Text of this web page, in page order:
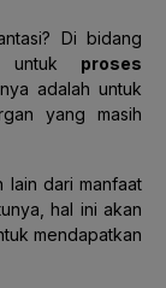
Di bidang
untuk proses
adalah untuk
yang masih
lain dari manfaat
hal ini akan
mendapatkan